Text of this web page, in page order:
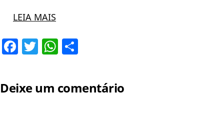
LEIA MAIS
Facebook
TwitterWhatsApp
Deixe um comentário